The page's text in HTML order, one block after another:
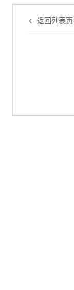
← 返回列表页